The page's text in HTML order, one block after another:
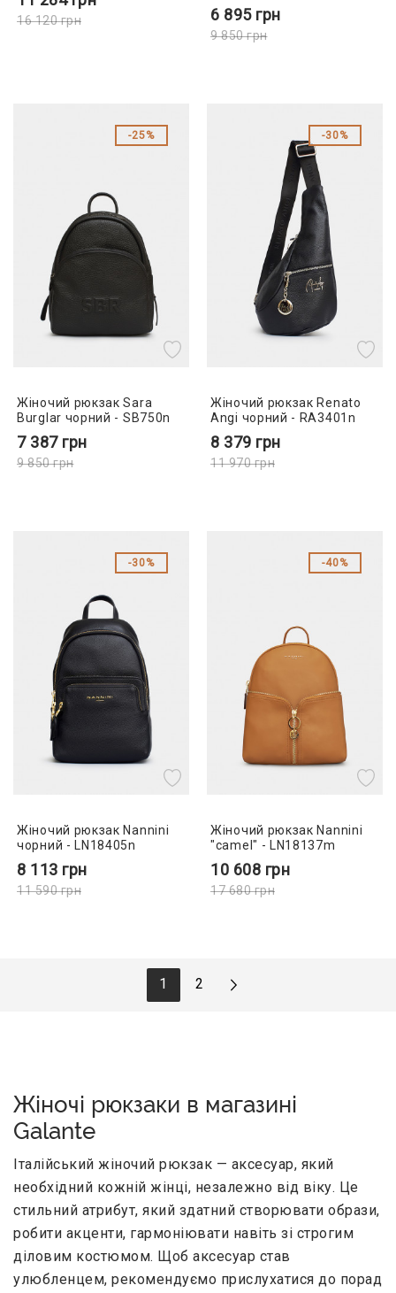
16 120грн 6 895 грн
9 850грн
25%
Жіночий рюкзак Sara
Burglar чорний - SB750n
7 387 грн
9 850грн
30%
Жіночий рюкзак Renato
Angi чорний - RA3401n
8 379 грн
11 970грн
30%
Жіночий рюкзак Nannini
чорний - LN18405n
8 113 грн
11 590грн
40%
Жіночий рюкзак Nannini
"camel" - LN18137m
10 608 грн
17 680грн
1 2
Жіночі рюкзаки в магазині
Galante
Італійський жіночий рюкзак — аксесуар, який
необхідний кожній жінці, незалежно від віку. Це
стильний атрибут, який здатний створювати образи,
робити акценти, гармоніювати навіть зі строгим
діловим костюмом. Щоб аксесуар став
улюбленцем, рекомендуємо прислухатися до порад